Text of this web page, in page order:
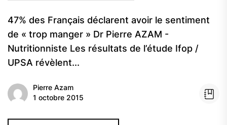
47% des Français déclarent avoir le sentiment
de « trop manger » Dr Pierre AZAM -
Nutritionniste Les résultats de l’étude Ifop /
UPSA révèlent...
Pierre Azam
1 octobre 2015